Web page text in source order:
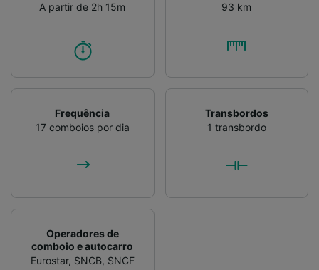
A partir de 2h 15m
93 km
Frequência
17 comboios por dia
Transbordos
1 transbordo
Operadores de
comboio e autocarro
Eurostar, SNCB, SNCF